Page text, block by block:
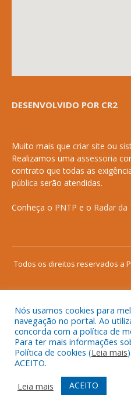
DESENVOLVIDO POR CR2
Muito mais que criar site ou
Realizamos uma assessoria
contrato que todas as
pública serão atendidas.
Conheça o PNTP e o Radar da
Todos os direitos reservados a
Mapa do Site
Acessar
Nós usamos cookies para
navegação no portal. Ao
concorda com a política de
Para ter mais informações
Política de cookies (Leia mais
ACEITO.
Leia mais
ACEITO